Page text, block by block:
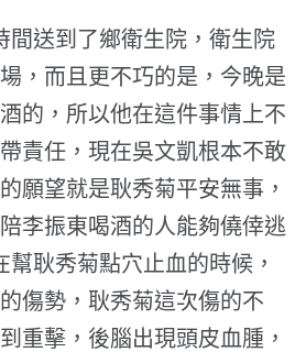
送到了鄉衛生院，衛生院
，而且更不巧的是，今晚是
的，所以他在這件事情上不
責任，現在吳文凱根本不敢
願望就是耿秀菊平安無事，
李振東喝酒的人能夠僥倖逃
耿秀菊點穴止血的時候，
傷勢，耿秀菊這次傷的不
重擊，後腦出現頭皮血腫，